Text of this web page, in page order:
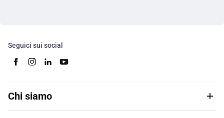
Seguici sui social
Chi siamo